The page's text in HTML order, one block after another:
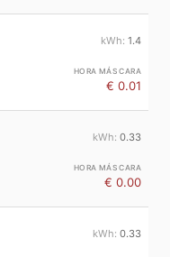
1.4
€ 0.01
0.33
€ 0.00
0.33